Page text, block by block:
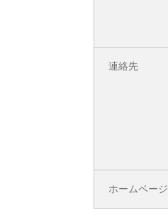
連絡先
ホームページ